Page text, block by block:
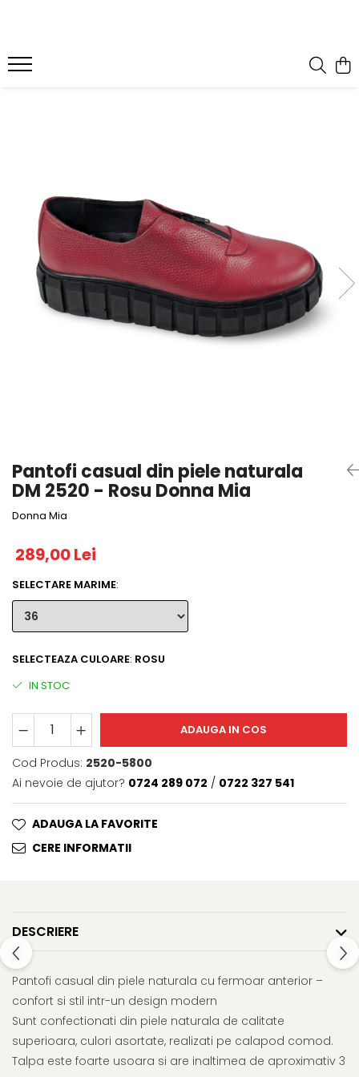
Pantofi casual din piele naturala
DM 2520 - Rosu Donna Mia
Donna Mia
289,00 Lei
SELECTARE MARIME:
SELECTEAZA CULOARE: ROSU
IN STOC
ADAUGA IN COS
Cod Produs: 2520-5800
Ai nevoie de ajutor? 0724 289 072 / 0722 327 541
ADAUGA LA FAVORITE
CERE INFORMATII
DESCRIERE
Pantofi casual din piele naturala cu fermoar anterior –
confort si stil intr-un design modern
Sunt confectionati din piele naturala de calitate
superioara, culori asortate, realizati pe calapod comod.
Talpa este foarte usoara si are inaltimea de aproximativ 3